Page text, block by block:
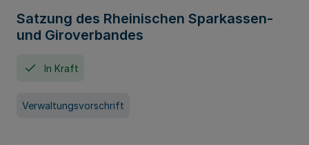
Satzung des Rheinischen Sparkassen-
und Giroverbandes
In Kraft
Verwaltungsvorschrift